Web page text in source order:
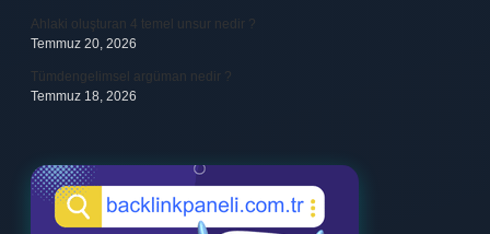
Ahlaki oluşturan 4 temel unsur nedir ?
Temmuz 20, 2026
Tümdengelimsel argüman nedir ?
Temmuz 18, 2026